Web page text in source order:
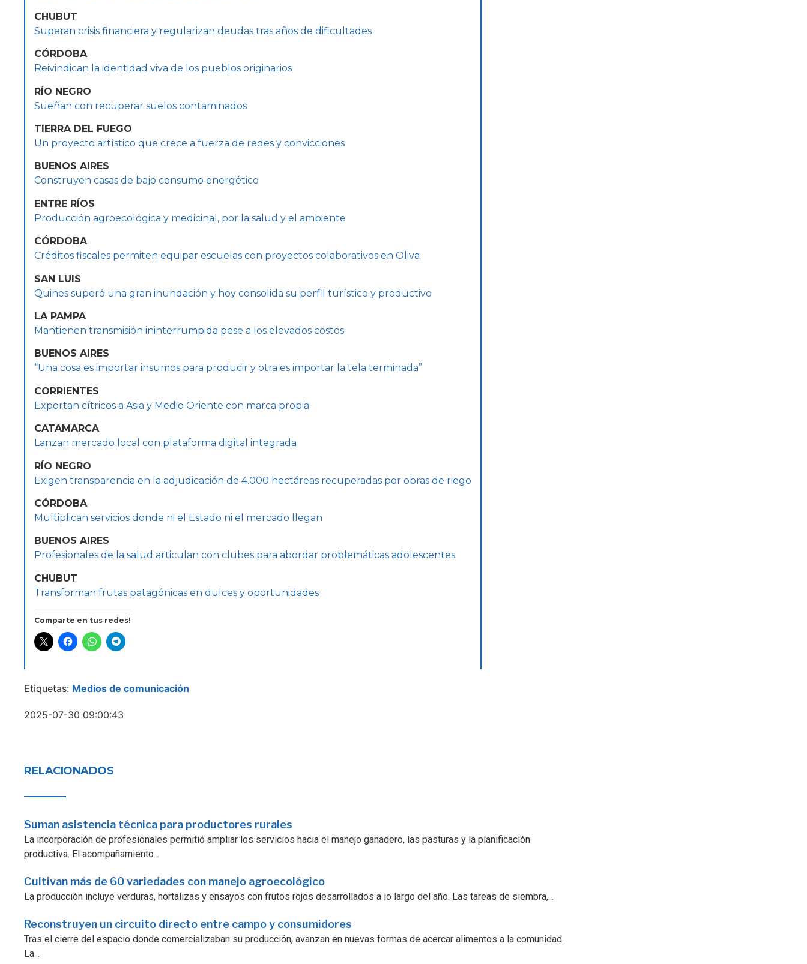
CHUBUT
Superan crisis financiera y regularizan deudas tras años de dificultades
CÓRDOBA
Reivindican la identidad viva de los pueblos originarios
RÍO NEGRO
Sueñan con recuperar suelos contaminados
TIERRA DEL FUEGO
Un proyecto artístico que crece a fuerza de redes y convicciones
BUENOS AIRES
Construyen casas de bajo consumo energético
ENTRE RÍOS
Producción agroecológica y medicinal, por la salud y el ambiente
CÓRDOBA
Créditos fiscales permiten equipar escuelas con proyectos colaborativos en Oliva
SAN LUIS
Quines superó una gran inundación y hoy consolida su perfil turístico y productivo
LA PAMPA
Mantienen transmisión ininterrumpida pese a los elevados costos
BUENOS AIRES
“Una cosa es importar insumos para producir y otra es importar la tela terminada”
CORRIENTES
Exportan cítricos a Asia y Medio Oriente con marca propia
CATAMARCA
Lanzan mercado local con plataforma digital integrada
RÍO NEGRO
Exigen transparencia en la adjudicación de 4.000 hectáreas recuperadas por obras de riego
CÓRDOBA
Multiplican servicios donde ni el Estado ni el mercado llegan
BUENOS AIRES
Profesionales de la salud articulan con clubes para abordar problemáticas adolescentes
CHUBUT
Transforman frutas patagónicas en dulces y oportunidades
Comparte en tus redes!
Etiquetas: Medios de comunicación
2025-07-30 09:00:43
RELACIONADOS
Suman asistencia técnica para productores rurales
La incorporación de profesionales permitió ampliar los servicios hacia el manejo ganadero, las pasturas y la planificación
productiva. El acompañamiento...
Cultivan más de 60 variedades con manejo agroecológico
La producción incluye verduras, hortalizas y ensayos con frutos rojos desarrollados a lo largo del año. Las tareas de siembra,...
Reconstruyen un circuito directo entre campo y consumidores
Tras el cierre del espacio donde comercializaban su producción, avanzan en nuevas formas de acercar alimentos a la comunidad.
La...